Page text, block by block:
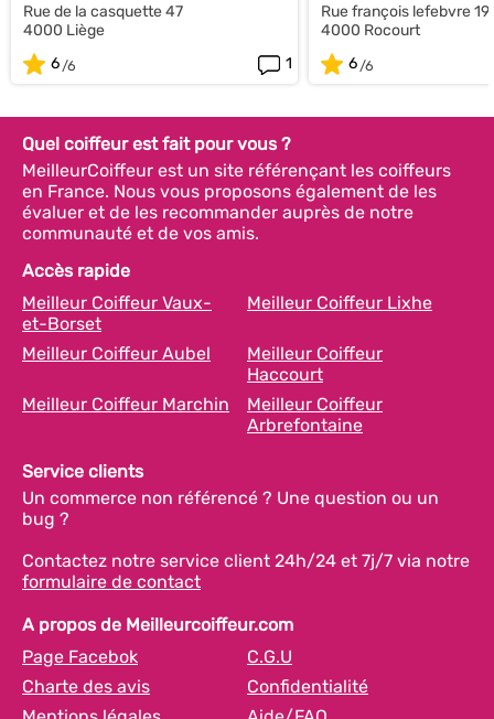
Rue de la casquette 47
4000 Liège
6
1
Rue françois lefebvre
4000 Rocourt
6
Quel coiffeur est fait pour vous ?
MeilleurCoiffeur est un site référençant les coiffeurs
en France. Nous vous proposons également de les
évaluer et de les recommander auprès de notre
communauté et de vos amis.
Accès rapide
Meilleur Coiffeur Vaux-
et-Borset
Meilleur Coiffeur Lixhe
Meilleur Coiffeur Aubel
Meilleur Coiffeur
Haccourt
Meilleur Coiffeur Marchin
Meilleur Coiffeur
Arbrefontaine
Service clients
Un commerce non référencé ? Une question ou un
bug ?
Contactez notre service client 24h/24 et 7j/7 via notre
formulaire de contact
A propos de Meilleurcoiffeur.com
Page Facebok
C.G.U
Charte des avis
Confidentialité